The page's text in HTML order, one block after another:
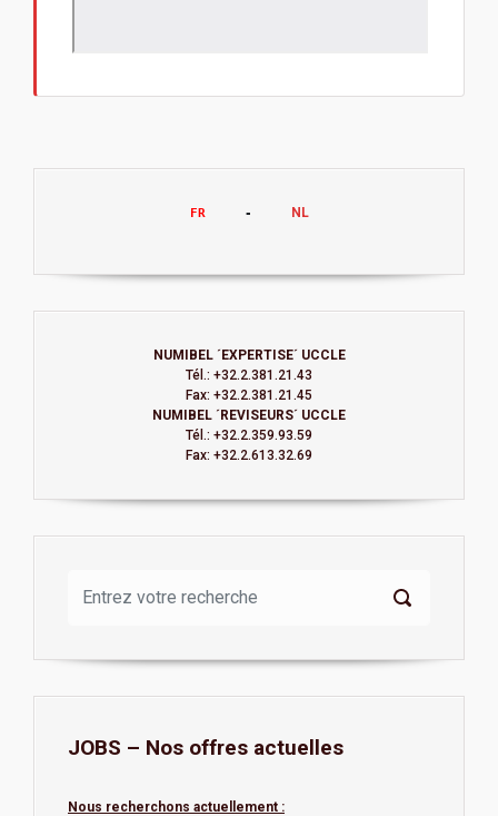
FR - NL
NUMIBEL ´EXPERTISE´ UCCLE
Tél.: +32.2.381.21.43
Fax: +32.2.381.21.45
NUMIBEL ´REVISEURS´ UCCLE
Tél.: +32.2.359.93.59
Fax: +32.2.613.32.69
JOBS – Nos offres actuelles
Nous recherchons actuellement :